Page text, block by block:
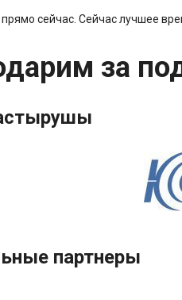
сейчас. Сейчас лучшее
за
партнеры